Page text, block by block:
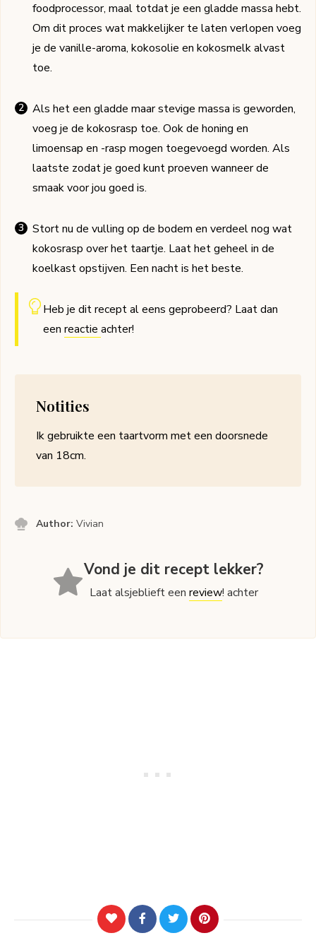
foodprocessor, maal totdat je een gladde massa hebt.
Om dit proces wat makkelijker te laten verlopen voeg
je de vanille-aroma, kokosolie en kokosmelk alvast
toe.
Als het een gladde maar stevige massa is geworden,
voeg je de kokosrasp toe. Ook de honing en
limoensap en -rasp mogen toegevoegd worden. Als
laatste zodat je goed kunt proeven wanneer de
smaak voor jou goed is.
Stort nu de vulling op de bodem en verdeel nog wat
kokosrasp over het taartje. Laat het geheel in de
koelkast opstijven. Een nacht is het beste.
Heb je dit recept al eens geprobeerd? Laat dan
een reactie achter!
Notities
Ik gebruikte een taartvorm met een doorsnede
van 18cm.
Author:Vivian
Vond je dit recept lekker?
Laat alsjeblieft eenreview! achter